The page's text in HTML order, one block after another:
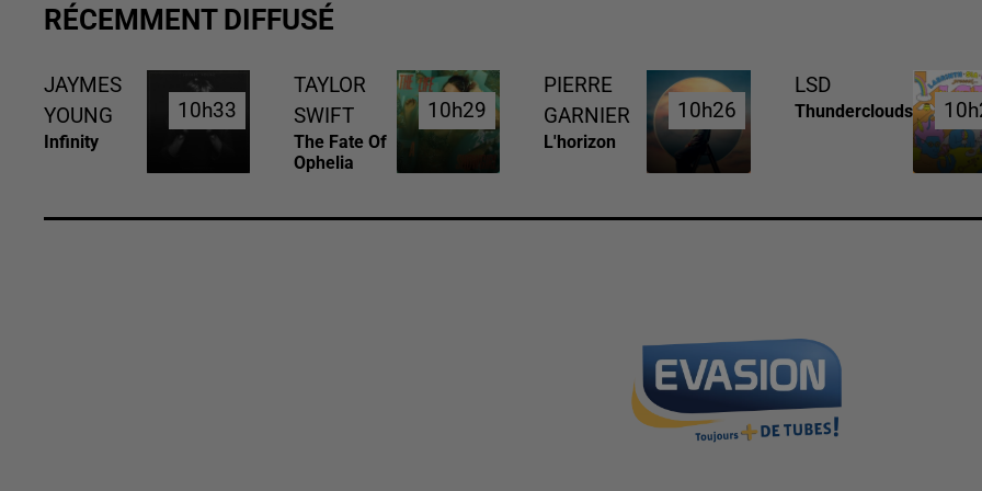
RÉCEMMENT DIFFUSÉ
JAYMES
YOUNG
Infinity
10h33
10h33
TAYLOR
SWIFT
The Fate Of
Ophelia
10h29
10h29
PIERRE
GARNIER
L'horizon
10h26
10h26
LSD
Thunderclouds